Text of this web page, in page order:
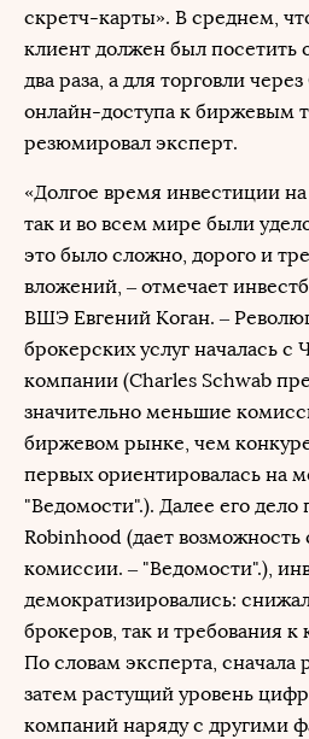
скретч-карты». В среднем,
клиент должен был
два раза, а для торговли
онлайн-доступа к биржевым
резюмировал эксперт.
«Долгое время инвестиции
так и во всем мире были
это было сложно, дорого и
вложений, – отмечает
ВШЭ Евгений Коган. –
брокерских услуг началась с
компании (Charles Schwab
значительно меньшие
биржевом рынке, чем
первых ориентировалась на
"Ведомости".). Далее его дело
Robinhood (дает возможность
комиссии. – "Ведомости".),
демократизировались:
брокеров, так и требования к
По словам эксперта, сначала
затем растущий уровень
компаний наряду с другими